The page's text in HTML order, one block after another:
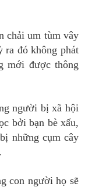
chải um tùm vây
ra đó không phát
mới được thông
người bị xã hội
bởi bạn bè xấu,
những cụm cây
con người họ sẽ